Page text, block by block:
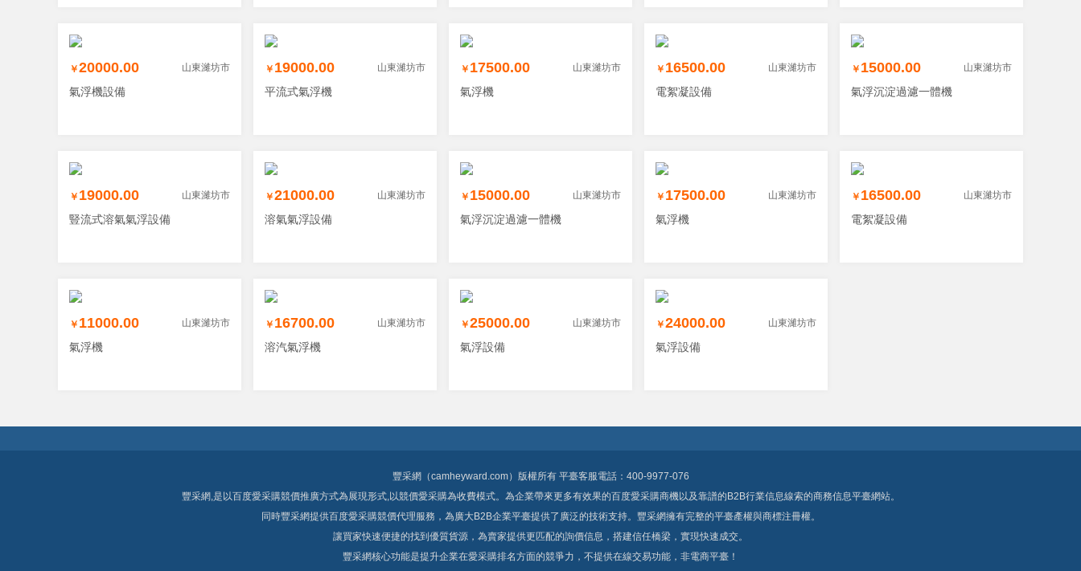
￥20000.00 山東濰坊市
氣浮機設備
￥ 19000.00 山東濰坊市
平流式氣浮機
￥ 17500.00 山東濰坊市
氣浮機
￥ 16500.00 山東濰坊市
電絮凝設備
￥ 15000.00 山東濰坊市
氣浮沉淀過濾一體機
￥ 19000.00 山東濰坊市
豎流式溶氣氣浮設備
￥21000.00 山東濰坊市
溶氣氣浮設備
￥ 15000.00 山東濰坊市
氣浮沉淀過濾一體機
￥ 17500.00 山東濰坊市
氣浮機
￥ 16500.00 山東濰坊市
電絮凝設備
￥ 11000.00 山東濰坊市
氣浮機
￥ 16700.00 山東濰坊市
溶汽氣浮機
￥25000.00 山東濰坊市
氣浮設備
￥24000.00 山東濰坊市
氣浮設備
豐采網（camheyward.com）版權所有 平臺客服電話：400-9977-076
豐采網,是以百度愛采購競價推廣方式為展現形式,以競價愛采購為收費模式。為企業帶來更多有效果的百度愛采購商機以及靠譜的B2B行業信息線索的商務信息平臺網站。
同時豐采網提供百度愛采購競價代理服務，為廣大B2B企業平臺提供了廣泛的技術支持。豐采網擁有完整的平臺產權與商標注冊權。
讓買家快速便捷的找到優質貨源，為賣家提供更匹配的詢價信息，搭建信任橋梁，實現快速成交。
豐采網核心功能是提升企業在愛采購排名方面的競爭力，不提供在線交易功能，非電商平臺！